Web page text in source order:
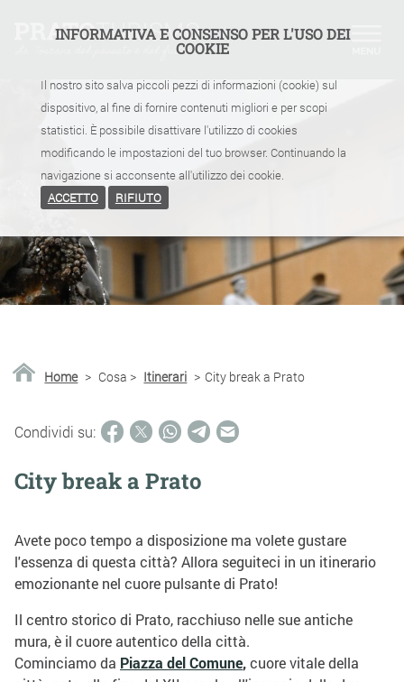
INFORMATIVA E CONSENSO PER L'USO DEI
COOKIE
Il nostro sito salva piccoli pezzi di informazioni (cookie) sul
dispositivo, al fine di fornire contenuti migliori e per scopi
statistici. È possibile disattivare l'utilizzo di cookies
modificando le impostazioni del tuo browser. Continuando la
navigazione si acconsente all'utilizzo dei cookie.
ACCETTO
RIFIUTO
Home > Cosa > Itinerari > City break a Prato
Condividi su:
City break a Prato
Avete poco tempo a disposizione ma volete gustare
l'essenza di questa città? Allora seguiteci in un itinerario
emozionante nel cuore pulsante di Prato!
Il centro storico di Prato, racchiuso nelle sue antiche
mura, è il cuore autentico della città.
Cominciamo da Piazza del Comune,cuore vitale della